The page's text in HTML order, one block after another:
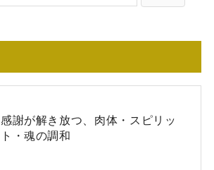
感謝が解き放つ、肉体・スピリッ
ト・魂の調和